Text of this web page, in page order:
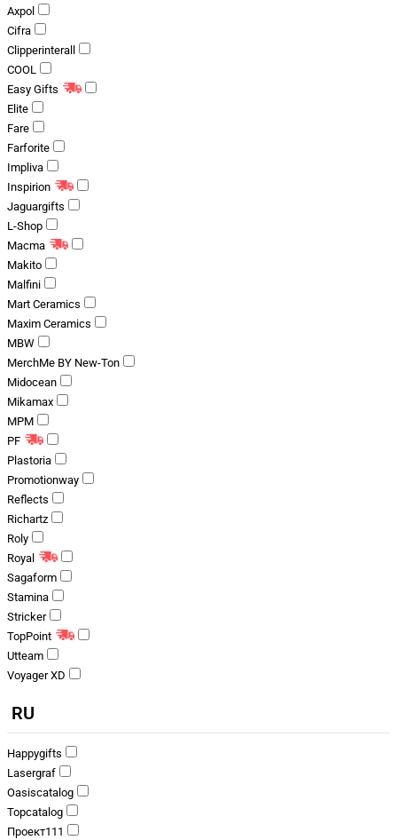
Axpol
Cifra
Clipperinterall
COOL
Easy Gifts
Elite
Fare
Farforite
Impliva
Inspirion
Jaguargifts
L-Shop
Macma
Makito
Malfini
Mart Ceramics
Maxim Ceramics
MBW
MerchMe BY New-Ton
Midocean
Mikamax
MPM
PF
Plastoria
Promotionway
Reflects
Richartz
Roly
Royal
Sagaform
Stamina
Stricker
TopPoint
Utteam
Voyager XD
RU
Happygifts
Lasergraf
Oasiscatalog
Topcatalog
Проект111